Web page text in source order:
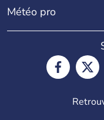
Météo pro